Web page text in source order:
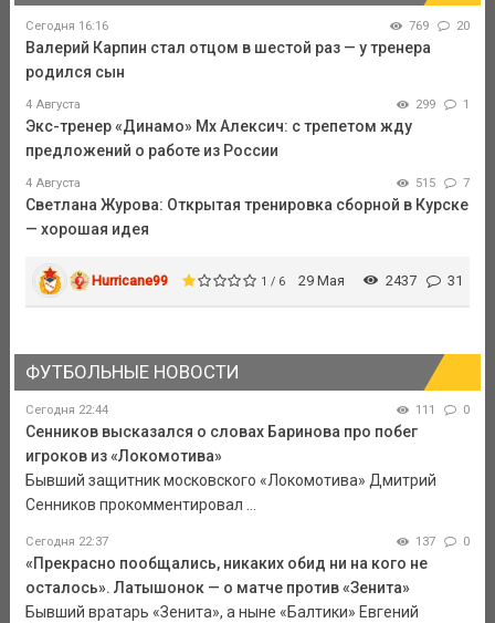
Сегодня 16:16 769 20
Валерий Карпин стал отцом в шестой раз — у тренера
родился сын
4 Августа 299 1
Экс-тренер «Динамо» Мх Алексич: с трепетом жду
предложений о работе из России
4 Августа 515 7
Светлана Журова: Открытая тренировка сборной в Курске
— хорошая идея
Hurricane99 1 / 6 29 Мая 2437 31
ФУТБОЛЬНЫЕ НОВОСТИ
Сегодня 22:44 111 0
Сенников высказался о словах Баринова про побег
игроков из «Локомотива»
Бывший защитник московского «Локомотива» Дмитрий
Сенников прокомментировал ...
Сегодня 22:37 137 0
«Прекрасно пообщались, никаких обид ни на кого не
осталось». Латышонок — о матче против «Зенита»
Бывший вратарь «Зенита», а ныне «Балтики» Евгений